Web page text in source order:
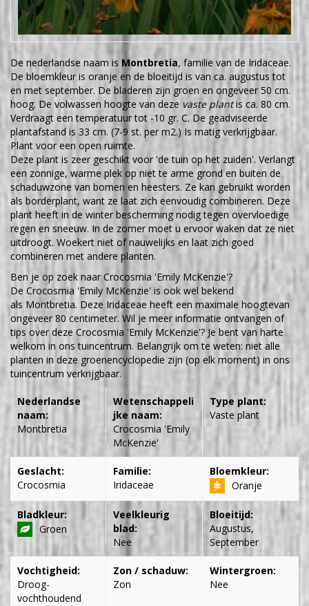
De nederlandse naam is Montbretia, familie van de Iridaceae.
De bloemkleur is oranje en de bloeitijd is van ca. augustus tot
en met september. De bladeren zijn groen en ongeveer 50 cm.
hoog. De volwassen hoogte van deze vaste plantis ca. 80 cm.
Verdraagt een temperatuur tot -10 gr. C. De geadviseerde
plantafstand is 33 cm. (7-9 st. per m2.) Is matig verkrijgbaar.
Plant voor een open ruimte.
Deze plant is zeer geschikt voor 'de tuin op het zuiden'. Verlangt
een zonnige, warme plek op niet te arme grond en buiten de
schaduwzone van bomen en heesters. Ze kan gebruikt worden
als borderplant, want ze laat zich eenvoudig combineren. Deze
plant heeft in de winter bescherming nodig tegen overvloedige
regen en sneeuw. In de zomer moet u ervoor waken dat ze niet
uitdroogt. Woekert niet of nauwelijks en laat zich goed
combineren met andere planten.
Ben je op zoek naar Crocosmia 'Emily McKenzie'?
De Crocosmia 'Emily McKenzie' is ook wel bekend
als Montbretia. Deze Iridaceae heeft een maximale hoogtevan
ongeveer 80 centimeter. Wil je meer informatie ontvangen of
tips over deze Crocosmia 'Emily McKenzie'? Je bent van harte
welkom in ons tuincentrum. Belangrijk om te weten: niet alle
planten in deze groenencyclopedie zijn (op elk moment) in ons
tuincentrum verkrijgbaar.
Nederlandse
naam:
Montbretia
Wetenschappeli
jke naam:
Crocosmia 'Emily
McKenzie'
Type plant:
Vaste plant
Geslacht:
Crocosmia
Familie:
Iridaceae
Bloemkleur:
Oranje
Bladkleur:
Groen
Veelkleurig
blad:
Nee
Bloeitijd:
Augustus,
September
Vochtigheid:
Droog-
vochthoudend
Zon / schaduw:
Zon
Wintergroen:
Nee